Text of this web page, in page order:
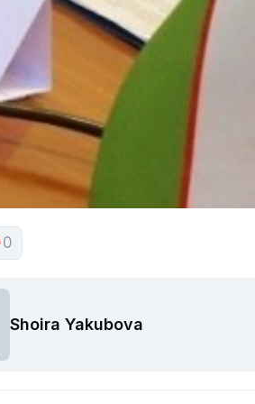
0
Shoira Yakubova